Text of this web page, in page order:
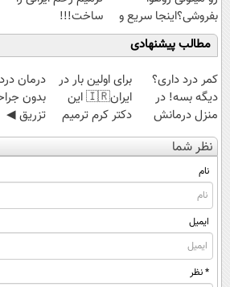
بفروشی؟اینجا سریع و
راحت بفروش
ساخت!!!
مطالب پیشنهادی
کمر درد داری؟
دیگه بسه! در
منزل درمانش
کن
(◀پرسش‌نامه)
برای اولین بار در
ایران🇮🇷 این
دکتر کرم ترمیم
کننده 23 روزه
ساخت!
درمان
بدون
تزریق ◀
کن ▶
نظر شما
نام
ایمیل
* نظر